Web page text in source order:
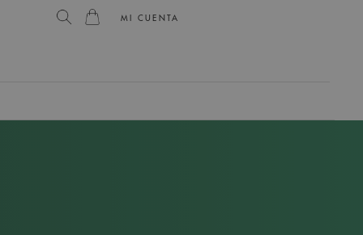
MI CUENTA